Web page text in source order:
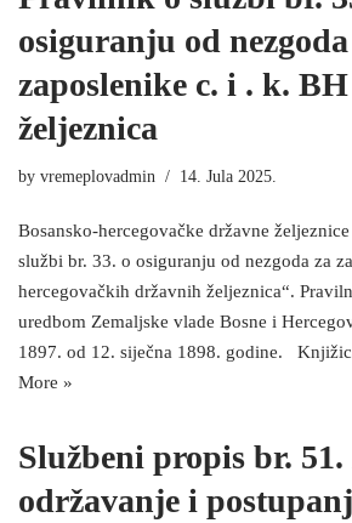
osiguranju od nezgoda
zaposlenike c. i . k.
željeznica
by vremeplovadmin 14. Jula 2025.
Bosansko-hercegovačke državne
službi br. 33. o osiguranju od nezgoda za
hercegovačkih državnih željeznica“.
uredbom Zemaljske vlade Bosne i
1897. od 12. siječna 1898. godine.
More »
Službeni propis br. 51.
održavanje i